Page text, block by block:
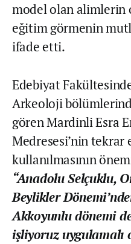
model olan alimlerin
eğitim görmenin
ifade etti.
Edebiyat
Arkeoloji
gören Mardinli Esra
Medresesi’nin
kullanılmasının
“Anadolu Selçuklu,
Beylikler
Akkoyunlu dönemi
işliyoruz uygulamalı